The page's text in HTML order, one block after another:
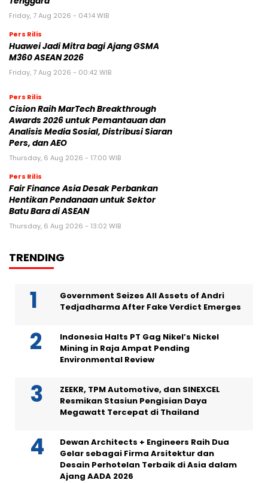
Friday, 7 Aug 2026 - 04:14 WIB
Pers Rilis
Huawei Jadi Mitra bagi Ajang GSMA
M360 ASEAN 2026
Friday, 7 Aug 2026 - 00:42 WIB
Pers Rilis
Cision Raih MarTech Breakthrough
Awards 2026 untuk Pemantauan dan
Analisis Media Sosial, Distribusi Siaran
Pers, dan AEO
Thursday, 6 Aug 2026 - 17:00 WIB
Pers Rilis
Fair Finance Asia Desak Perbankan
Hentikan Pendanaan untuk Sektor
Batu Bara di ASEAN
Thursday, 6 Aug 2026 - 13:02 WIB
TRENDING
Government Seizes All Assets of Andri
Tedjadharma After Fake Verdict Emerges
Indonesia Halts PT Gag Nikel’s Nickel
Mining in Raja Ampat Pending
Environmental Review
ZEEKR, TPM Automotive, dan SINEXCEL
Resmikan Stasiun Pengisian Daya
Megawatt Tercepat di Thailand
Dewan Architects + Engineers Raih Dua
Gelar sebagai Firma Arsitektur dan
Desain Perhotelan Terbaik di Asia dalam
Ajang AADA 2026